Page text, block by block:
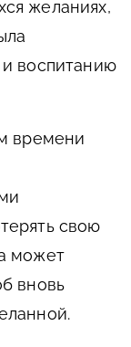
желаниях,
воспитанию
времени
свою
может
вновь